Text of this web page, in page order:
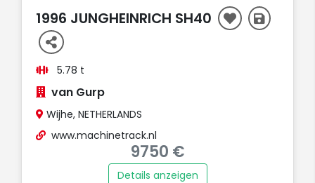
1996 JUNGHEINRICH SH40
5.78 t
van Gurp
Wijhe, NETHERLANDS
www.machinetrack.nl
9750 €
Details anzeigen